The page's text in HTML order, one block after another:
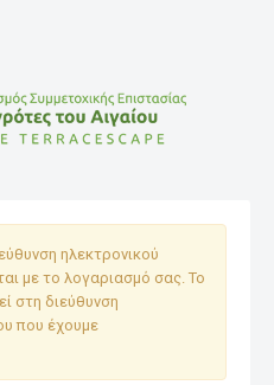
ηλεκτρονικού
με το λογαριασμό σας. Το
στη διεύθυνση
που έχουμε